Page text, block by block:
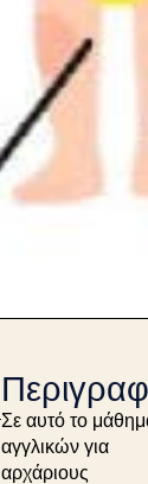
Σε αυτό το
αγγλικών για
αρχάριους